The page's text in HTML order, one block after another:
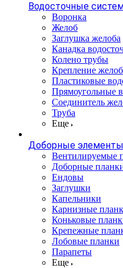
Водосточные
Воронка
Желоб
Заглушка желоба
Канадка
Колено трубы
Крепление
Пластиковые
Прямоугольные
Соединитель
Труба
Еще
Доборные
Вентилируемые
Доборные
Ендовы
Заглушки
Капельники
Карнизные
Коньковые
Крепежные
Лобовые планки
Парапеты
Еще